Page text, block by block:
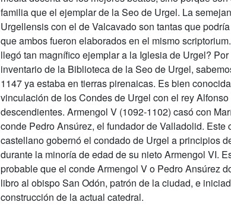
familia que el ejemplar de la Seo de Urgel. La
Urgellensis con el de Valcavado son tantas que
que ambos fueron elaborados en el mismo
llegó tan magnífico ejemplar a la Iglesia de Urgel? Por
inventario de la Biblioteca de la Seo de Urgel,
1147 ya estaba en tierras pirenaicas. Es bien
vinculación de los Condes de Urgel con el rey Alfonso
descendientes. Armengol V (1092-1102) casó con
conde Pedro Ansúrez, el fundador de Valladolid. Este
castellano gobernó el condado de Urgel a principios
durante la minoría de edad de su nieto Armengol VI.
probable que el conde Armengol V o Pedro Ansúrez
libro al obispo San Odón, patrón de la ciudad, e
construcción de la actual catedral.